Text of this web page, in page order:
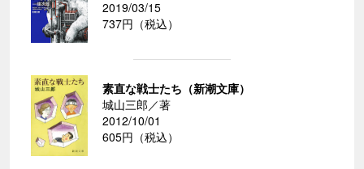
2019/03/15
737円（税込）
素直な戦士たち（新潮文庫）
城山三郎／著
2012/10/01
605円（税込）